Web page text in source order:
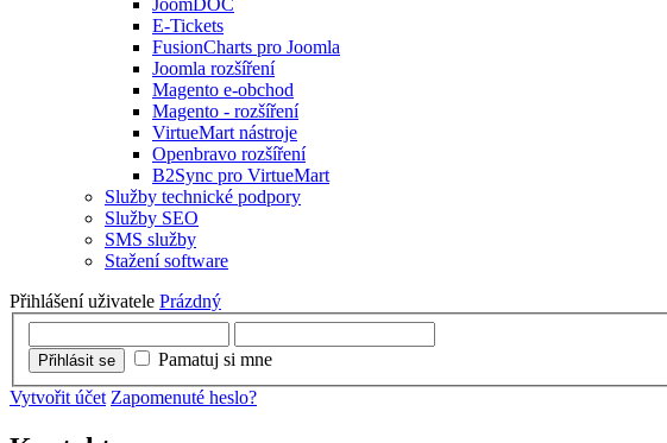
JoomDOC
E-Tickets
FusionCharts pro Joomla
Joomla rozšíření
Magento e-obchod
Magento - rozšíření
VirtueMart nástroje
Openbravo rozšíření
B2Sync pro VirtueMart
Služby technické podpory
Služby SEO
SMS služby
Stažení software
Přihlášení uživatele Prázdný
Přihlásit se
Pamatuj si mne
Vytvořit účet Zapomenuté heslo?